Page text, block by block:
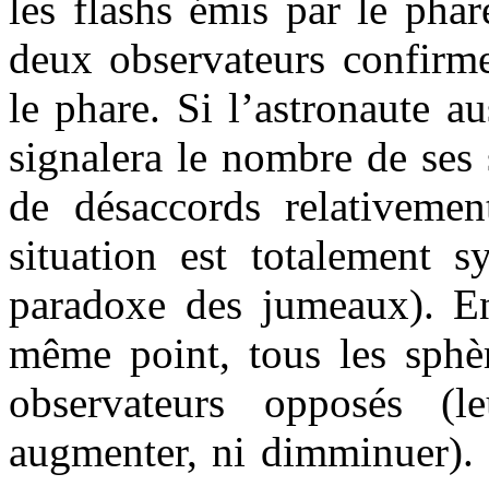
les flashs émis par le
deux observateurs
le phare. Si l’astronaute
signalera le nombre de ses
de désaccords
situation est totalement
paradoxe des jumeaux).
même point, tous les
observateurs opposés
augmenter, ni